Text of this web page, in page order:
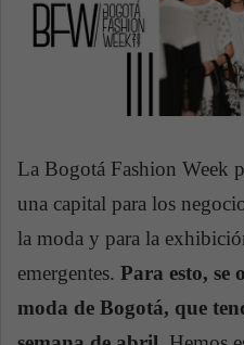
La Bogotá Fashion Week
una capital para los
la moda y para la
emergentes. Para esto, se
moda de Bogotá, que